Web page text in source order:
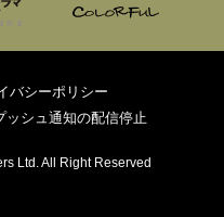
バシーポリシー
ッシュ通知の配信停止
Ltd. All Right Reserved